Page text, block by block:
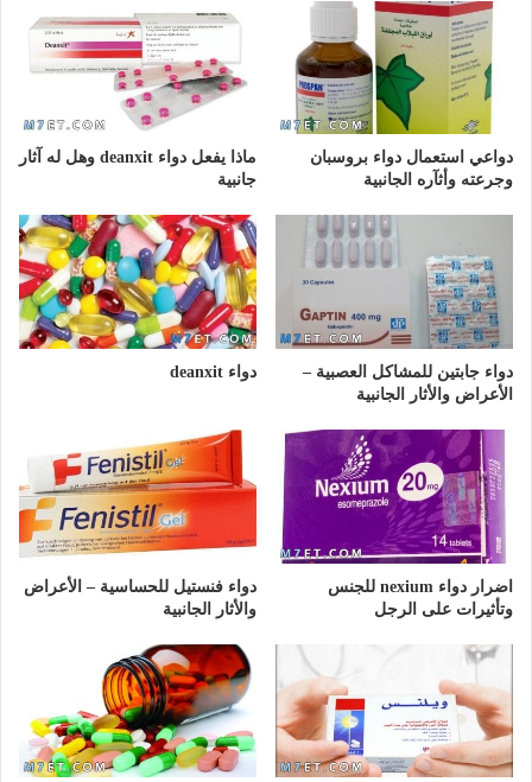
دواعي استعمال دواء بروسبان
وجرعته وأثآره الجانبية
ماذا يفعل دواء deanxit وهل له آثار
جانبية
دواء جابتين للمشاكل العصبية –
الأعراض والأثار الجانبية
دواء deanxit
اضرار دواء nexium للجنس
وتأثيرات على الرجل
دواء فنستيل للحساسية – الأعراض
والأثار الجانبية